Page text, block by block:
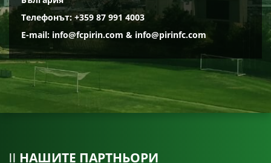
Телефонът: +359 87 991 4003
E-mail: info@fcpirin.com & info@pirinfc.com
НАШИТЕ ПАРТНЬОРИ